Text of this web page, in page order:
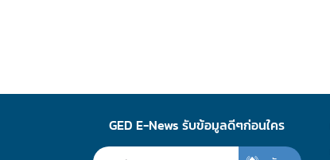
GED E-News รับข้อมูลดีๆก่อนใคร